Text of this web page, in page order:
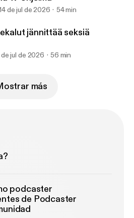
de jul de 2026 54 min
jännittää seksiä
de jul de 2026 56 min
más
podcaster
de Podcaster